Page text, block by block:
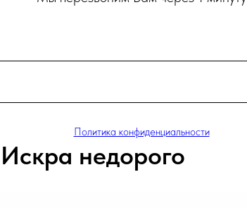
Политика конфиденциальности
недорого